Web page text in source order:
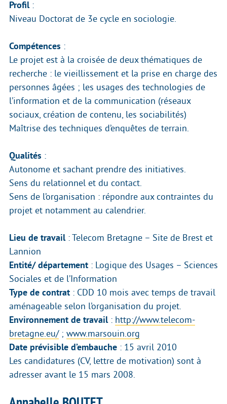
Profil:
Niveau Doctorat de 3e cycle en sociologie.
Compétences :
Le projet est à la croisée de deux thématiques de
recherche : le vieillissement et la prise en charge des
personnes âgées ; les usages des technologies de
l’information et de la communication (réseaux
sociaux, création de contenu, les sociabilités)
Maîtrise des techniques d’enquêtes de terrain.
Qualités :
Autonome et sachant prendre des initiatives.
Sens du relationnel et du contact.
Sens de l’organisation : répondre aux contraintes du
projet et notamment au calendrier.
Lieu de travail: Telecom Bretagne – Site de Brest et
Lannion
Entité/ département : Logique des Usages – Sciences
Sociales et de l’Information
Type de contrat : CDD 10 mois avec temps de travail
aménageable selon l’organisation du projet.
Environnement de travail: http://www.telecom-
bretagne.eu/; www.marsouin.org
Date prévisible d’embauche : 15 avril 2010
Les candidatures (CV, lettre de motivation) sont à
adresser avant le 15 mars 2008.